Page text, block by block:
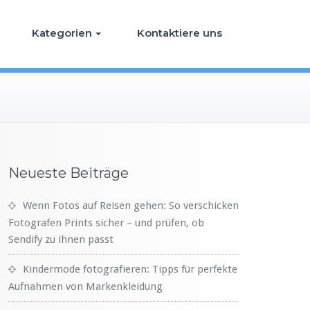
Kategorien Kontaktiere uns
Neueste Beiträge
Wenn Fotos auf Reisen gehen: So verschicken
Fotografen Prints sicher – und prüfen, ob
Sendify zu ihnen passt
Kindermode fotografieren: Tipps für perfekte
Aufnahmen von Markenkleidung